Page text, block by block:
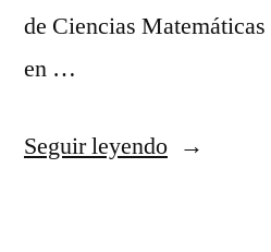
de Ciencias
en …
Seguir leyendo«Software